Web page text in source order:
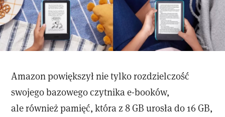
Amazon powiększył nie tylko rozdzielczość
swojego bazowego czytnika e-booków,
ale również pamięć, która z 8 GB urosła do 16 GB,